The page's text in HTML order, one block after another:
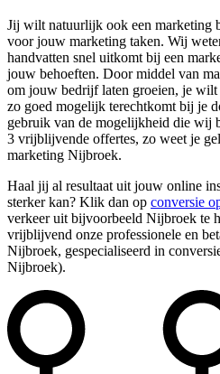
Jij wilt natuurlijk ook een marketing
voor jouw marketing taken. Wij
handvatten snel uitkomt bij een
jouw behoeften. Door middel van
om jouw bedrijf laten groeien, je
zo goed mogelijk terechtkomt bij je
gebruik van de mogelijkheid die wij
3 vrijblijvende offertes, zo weet je
marketing Nijbroek.
Haal jij al resultaat uit jouw online
sterker kan? Klik dan op conversie
verkeer uit bijvoorbeeld Nijbroek te
vrijblijvend onze professionele en
Nijbroek, gespecialiseerd in
Nijbroek).